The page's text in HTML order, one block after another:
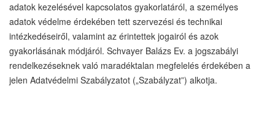
adatok kezelésével kapcsolatos gyakorlatáról, a személyes
adatok védelme érdekében tett szervezési és technikai
intézkedéseiről, valamint az érintettek jogairól és azok
gyakorlásának módjáról. Schvayer Balázs Ev. a jogszabályi
rendelkezéseknek való maradéktalan megfelelés érdekében a
jelen Adatvédelmi Szabályzatot („Szabályzat”) alkotja.